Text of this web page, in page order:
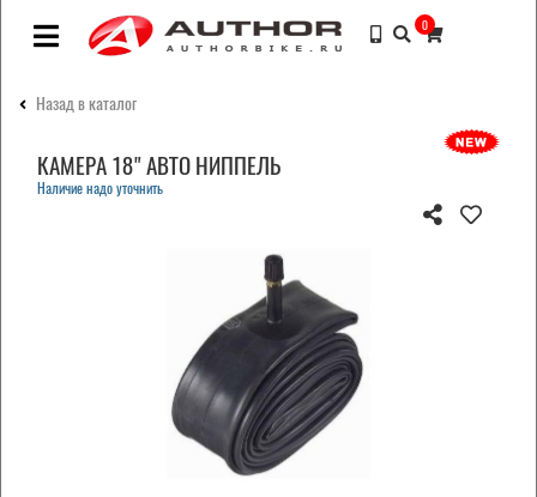
0
Назад в каталог
КАМЕРА 18" АВТО НИППЕЛЬ
Наличие надо уточнить